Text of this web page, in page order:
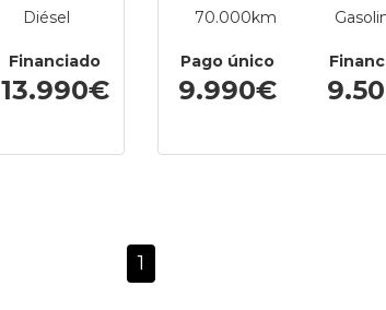
Diésel
Financiado
13.990€
70.000km
Pago único
9.990€
1